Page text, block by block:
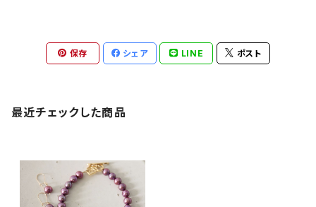
保存 シェア LINE ポスト
最近チェックした商品